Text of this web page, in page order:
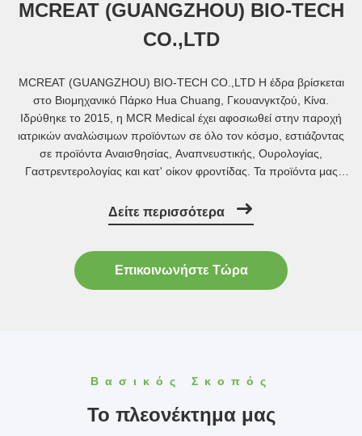
MCREAT (GUANGZHOU) BIO-TECH
CO.,LTD
MCREAT (GUANGZHOU) BIO-TECH CO.,LTD Η έδρα βρίσκεται
στο Βιομηχανικό Πάρκο Hua Chuang, Γκουανγκτζού, Κίνα.
Ιδρύθηκε το 2015, η MCR Medical έχει αφοσιωθεί στην παροχή
ιατρικών αναλώσιμων προϊόντων σε όλο τον κόσμο, εστιάζοντας
σε προϊόντα Αναισθησίας, Αναπνευστικής, Ουρολογίας,
Γαστρεντερολογίας και κατ' οίκον φροντίδας. Τα προϊόντα μας
Αμερική, την Ασία, τη Μέση Ανατολή και ούτω καθεξής.Τώρα η
MCR έχει λάβει πιστοποίηση GMP, ISO 13485, και π...
Δείτε περισσότερα
Επικοινωνήστε Τώρα
Βασικός Σκοπός
Το πλεονέκτημα μας